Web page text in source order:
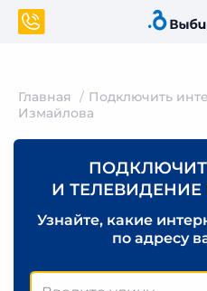
Главная
Подключить
Измайлова
И ТЕЛЕВИДЕНИЕ
Узнайте, какие
по адресу